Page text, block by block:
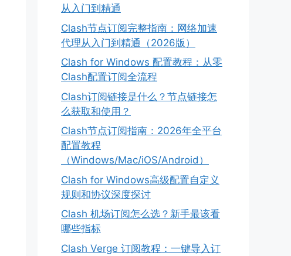
从入门到精通
Clash节点订阅完整指南：网络加速
代理从入门到精通（2026版）
Clash for Windows 配置教程：从零
Clash配置订阅全流程
Clash订阅链接是什么？节点链接怎
么获取和使用？
Clash节点订阅指南：2026年全平台
配置教程
（Windows/Mac/iOS/Android）
Clash for Windows高级配置自定义
规则和协议深度探讨
Clash 机场订阅怎么选？新手最该看
哪些指标
Clash Verge 订阅教程：一键导入订